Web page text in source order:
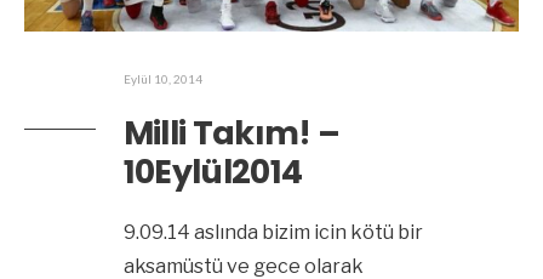
Eylül 10, 2014
Milli Takım! –
10Eylül2014
9.09.14 aslında bizim icin kötü bir
aksamüstü ve gece olarak